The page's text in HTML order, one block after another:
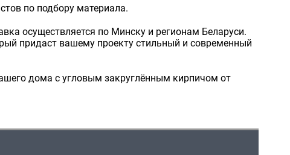
по подбору материала.
осуществляется по Минску и регионам Беларуси.
придаст вашему проекту стильный и современный
дома с угловым закруглённым кирпичом от